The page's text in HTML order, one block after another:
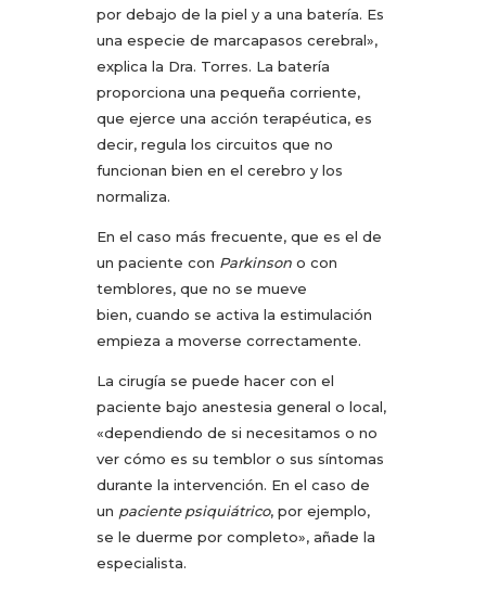
por debajo de la piel y a una batería. Es
una especie de marcapasos cerebral»,
explica la Dra. Torres. La batería
proporciona una pequeña corriente,
que ejerce una acción terapéutica, es
decir, regula los circuitos que no
funcionan bien en el cerebro y los
normaliza.
En el caso más frecuente, que es el de
un paciente con Parkinson o con
temblores, que no se mueve
bien, cuando se activa la estimulación
empieza a moverse correctamente.
La cirugía se puede hacer con el
paciente bajo anestesia general o local,
«dependiendo de si necesitamos o no
ver cómo es su temblor o sus síntomas
durante la intervención. En el caso de
un paciente psiquiátrico, por ejemplo,
se le duerme por completo», añade la
especialista.